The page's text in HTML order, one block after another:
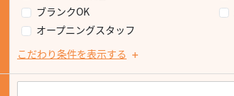
ブランクOK
オープニングスタッフ
こだわり条件を表示する